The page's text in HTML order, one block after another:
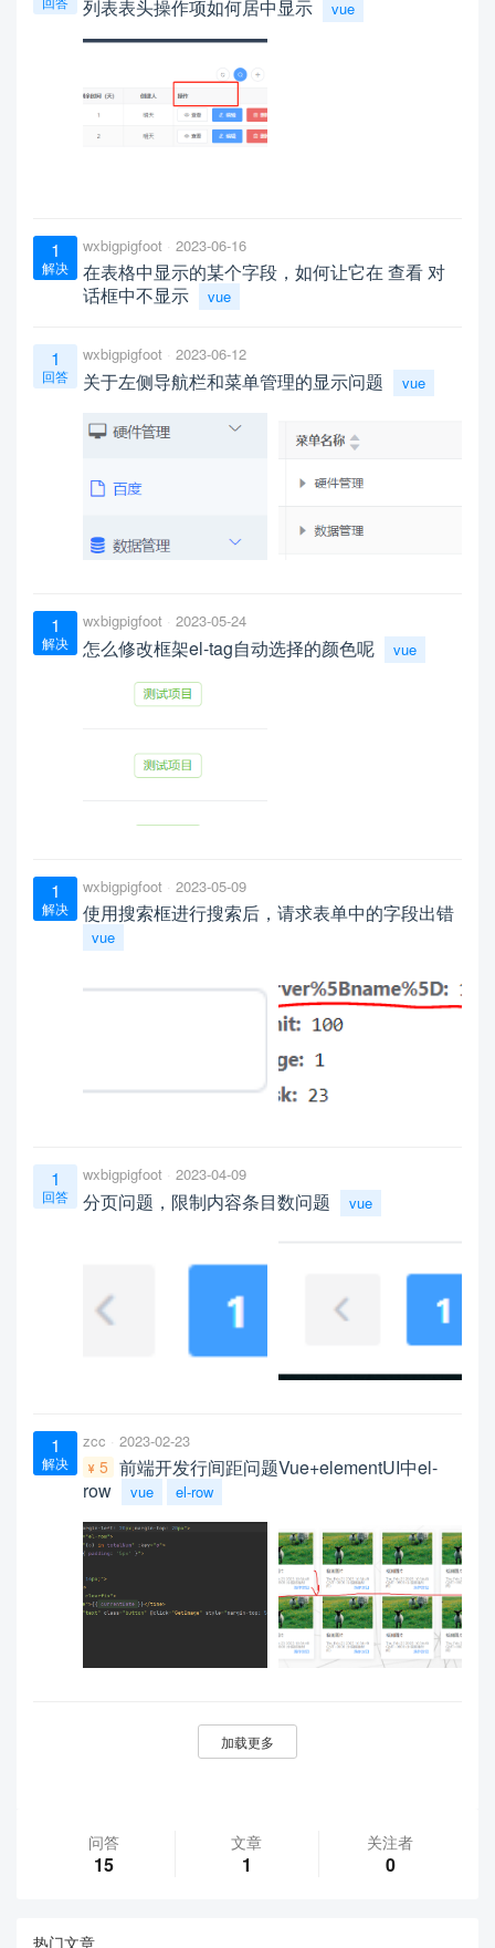
列表表头操作项如何居中显示 vue
1
解决
wxbigpigfoot 2023-06-16
在表格中显示的某个字段，如何让它在 查看 对
话框中不显示
vue
1
回答
wxbigpigfoot 2023-06-12
关于左侧导航栏和菜单管理的显示问题 vue
1
解决
wxbigpigfoot 2023-05-24
怎么修改框架el-tag自动选择的颜色呢 vue
1
解决
wxbigpigfoot 2023-05-09
使用搜索框进行搜索后，请求表单中的字段出错
vue
1
回答
wxbigpigfoot 2023-04-09
分页问题，限制内容条目数问题 vue
1
解决
zcc 2023-02-23
5 前端开发行间距问题Vue+elementUI中el-
row
vue el-row
加载更多
问答
15
文章
1
关注者
0
热门文章